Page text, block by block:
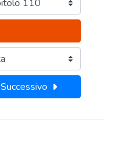
Successivo